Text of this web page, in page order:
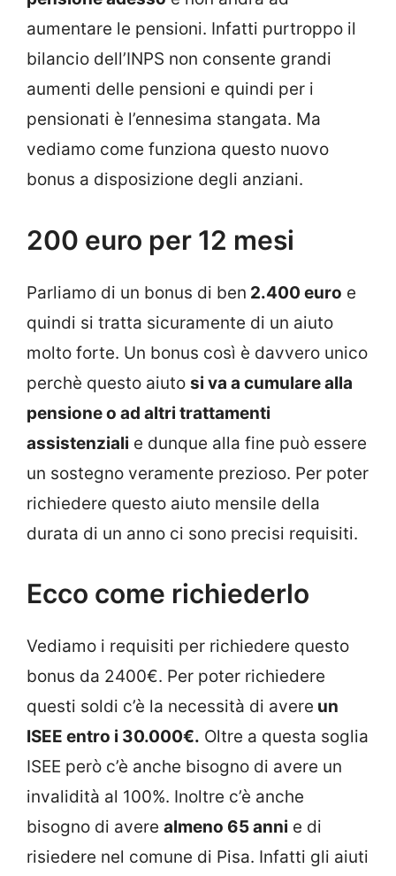
aumentare le pensioni. Infatti purtroppo il
bilancio dell’INPS non consente grandi
aumenti delle pensioni e quindi per i
pensionati è l’ennesima stangata. Ma
vediamo come funziona questo nuovo
bonus a disposizione degli anziani.
200 euro per 12 mesi
Parliamo di un bonus di ben 2.400 euro e
quindi si tratta sicuramente di un aiuto
molto forte. Un bonus così è davvero unico
perchè questo aiuto si va a cumulare alla
pensione o ad altri trattamenti
assistenziali e dunque alla fine può essere
un sostegno veramente prezioso. Per poter
richiedere questo aiuto mensile della
durata di un anno ci sono precisi requisiti.
Ecco come richiederlo
Vediamo i requisiti per richiedere questo
bonus da 2400€. Per poter richiedere
questi soldi c’è la necessità di avere un
ISEE entro i 30.000€. Oltre a questa soglia
ISEE però c’è anche bisogno di avere un
invalidità al 100%. Inoltre c’è anche
bisogno di avere almeno 65 anni e di
risiedere nel comune di Pisa. Infatti gli aiuti